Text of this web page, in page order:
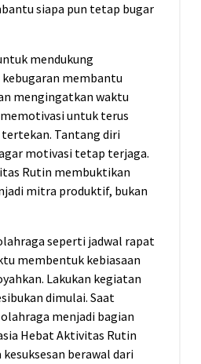
siapa pun tetap bugar
mendukung
membantu
mengingatkan waktu
untuk terus
Tantang diri
motivasi tetap terjaga.
Rutin membuktikan
mitra produktif, bukan
seperti jadwal rapat
membentuk kebiasaan
Lakukan kegiatan
dimulai. Saat
menjadi bagian
Hebat Aktivitas Rutin
berawal dari